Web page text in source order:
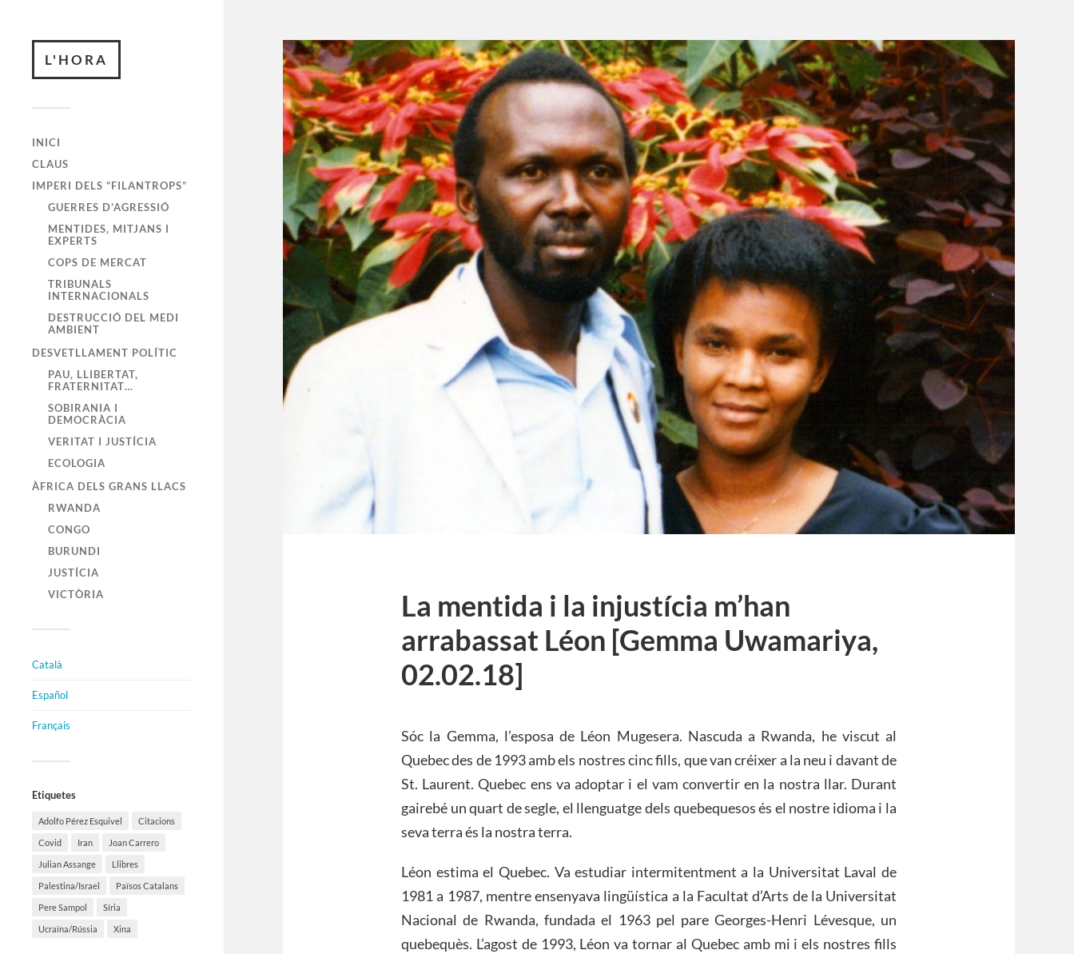
L'HORA
INICI
CLAUS
IMPERI DELS “FILANTROPS”
GUERRES D’AGRESSIÓ
MENTIDES, MITJANS I
EXPERTS
COPS DE MERCAT
TRIBUNALS
INTERNACIONALS
DESTRUCCIÓ DEL MEDI
AMBIENT
DESVETLLAMENT POLÍTIC
PAU, LLIBERTAT,
FRATERNITAT…
SOBIRANIA I
DEMOCRÀCIA
VERITAT I JUSTÍCIA
ECOLOGIA
ÀFRICA DELS GRANS LLACS
RWANDA
CONGO
BURUNDI
JUSTÍCIA
VICTÒRIA
Català
Español
Français
Etiquetes
Adolfo Pérez Esquivel Citacions
Covid Iran Joan Carrero
Julian Assange Llibres
Palestina/Israel Països Catalans
Pere Sampol Síria
Ucraïna/Rússia Xina
La mentida i la injustícia m’han
arrabassat Léon [Gemma Uwamariya,
02.02.18]
Sóc la Gemma, l’esposa de Léon Mugesera. Nascuda a Rwanda, he viscut al
Quebec des de 1993 amb els nostres cinc fills, que van créixer a la neu i davant de
St. Laurent. Quebec ens va adoptar i el vam convertir en la nostra llar. Durant
gairebé un quart de segle, el llenguatge dels quebequesos és el nostre idioma i la
seva terra és la nostra terra.
Léon estima el Quebec. Va estudiar intermitentment a la Universitat Laval de
1981 a 1987, mentre ensenyava lingüística a la Facultat d’Arts de la Universitat
Nacional de Rwanda, fundada el 1963 pel pare Georges-Henri Lévesque, un
quebequès. L’agost de 1993, Léon va tornar al Quebec amb mi i els nostres fills